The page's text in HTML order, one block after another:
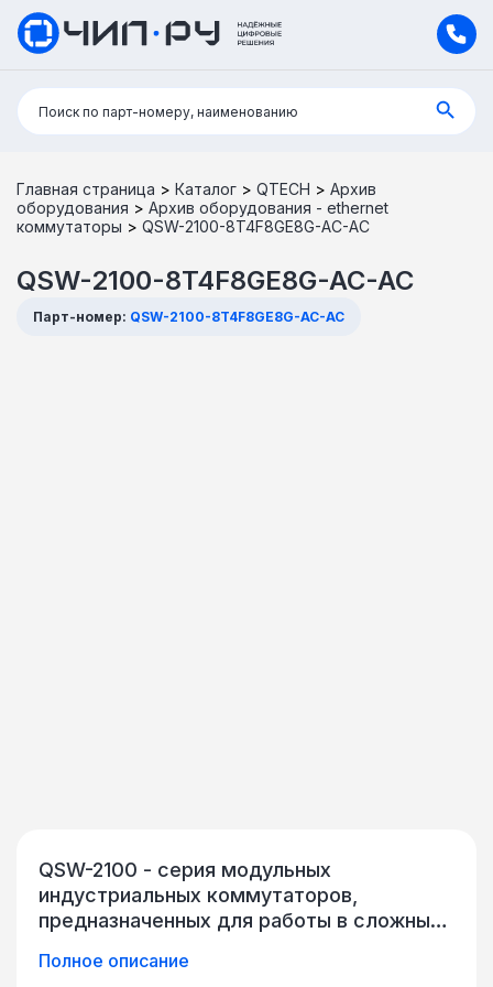
Поиск:
Поиск по парт-номеру, наименованию
Главная страница > Каталог > QTECH > Архив
оборудования > Архив оборудования - ethernet
коммутаторы > QSW-2100-8T4F8GE8G-AC-AC
QSW-2100-8T4F8GE8G-AC-AC
Парт-номер: QSW-2100-8T4F8GE8G-AC-AC
QSW-2100 - серия модульных
индустриальных коммутаторов,
предназначенных для работы в сложных
конструкция и большое разнообразие
Полное описание